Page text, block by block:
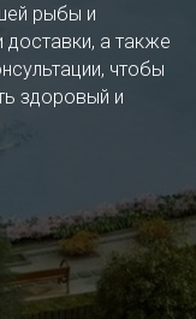
рыбы и
а также
чтобы
здоровый и